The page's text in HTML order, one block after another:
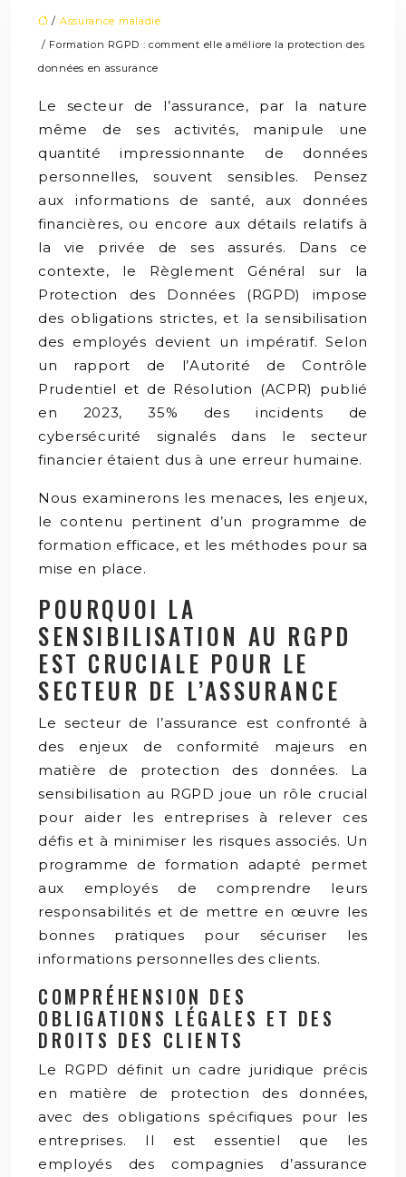
/ Assurance maladie
/ Formation RGPD : comment elle améliore la protection des
données en assurance
Le secteur de l’assurance, par la nature
même de ses activités, manipule une
quantité impressionnante de données
personnelles, souvent sensibles. Pensez
aux informations de santé, aux données
financières, ou encore aux détails relatifs à
la vie privée de ses assurés. Dans ce
contexte, le Règlement Général sur la
Protection des Données (RGPD) impose
des obligations strictes, et la sensibilisation
des employés devient un impératif. Selon
un rapport de l’Autorité de Contrôle
Prudentiel et de Résolution (ACPR) publié
en 2023, 35% des incidents de
cybersécurité signalés dans le secteur
financier étaient dus à une erreur humaine.
Nous examinerons les menaces, les enjeux,
le contenu pertinent d’un programme de
formation efficace, et les méthodes pour sa
mise en place.
POURQUOI LA
SENSIBILISATION AU RGPD
EST CRUCIALE POUR LE
SECTEUR DE L’ASSURANCE
Le secteur de l’assurance est confronté à
des enjeux de conformité majeurs en
matière de protection des données. La
sensibilisation au RGPD joue un rôle crucial
pour aider les entreprises à relever ces
défis et à minimiser les risques associés. Un
programme de formation adapté permet
aux employés de comprendre leurs
responsabilités et de mettre en œuvre les
bonnes pratiques pour sécuriser les
informations personnelles des clients.
COMPRÉHENSION DES
OBLIGATIONS LÉGALES ET DES
DROITS DES CLIENTS
Le RGPD définit un cadre juridique précis
en matière de protection des données,
avec des obligations spécifiques pour les
entreprises. Il est essentiel que les
employés des compagnies d’assurance